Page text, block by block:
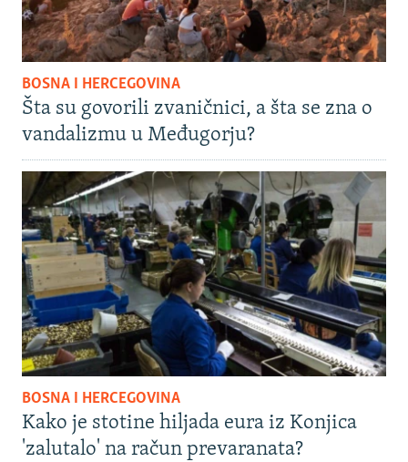
BOSNA I HERCEGOVINA
Šta su govorili zvaničnici, a šta se zna o
vandalizmu u Međugorju?
BOSNA I HERCEGOVINA
Kako je stotine hiljada eura iz Konjica
'zalutalo' na račun prevaranata?